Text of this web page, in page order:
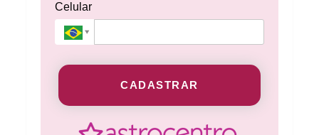
Celular
CADASTRAR